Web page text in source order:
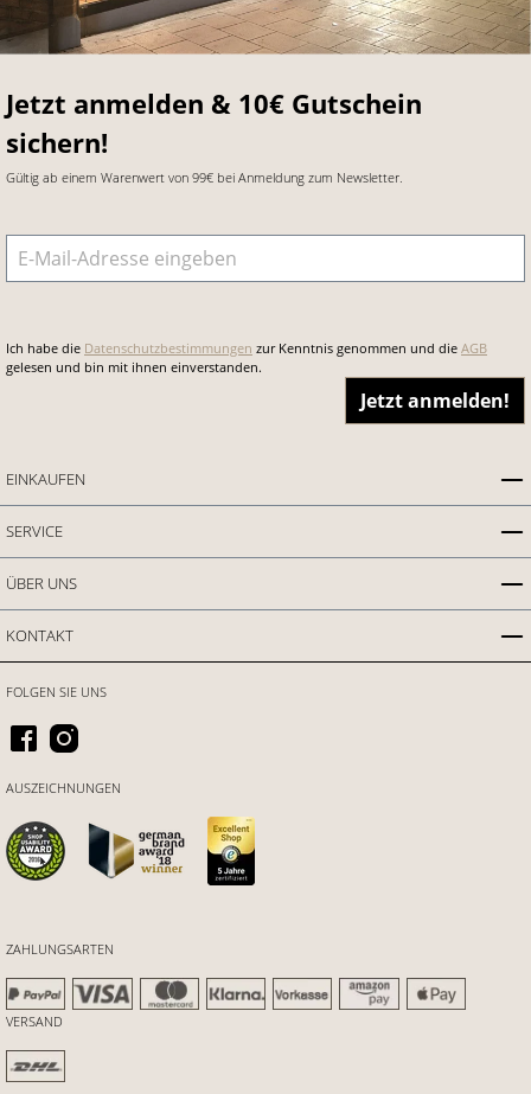
Jetzt anmelden & 10€ Gutschein
sichern!
Gültig ab einem Warenwert von 99€ bei Anmeldung zum Newsletter.
E-Mail-Adresse
Ich habe die Datenschutzbestimmungen zur Kenntnis genommen und die AGB
gelesen und bin mit ihnen einverstanden.
Jetzt anmelden!
EINKAUFEN
SERVICE
ÜBER UNS
KONTAKT
ZAHLUNGSARTEN
VERSAND
FOLGEN SIE UNS
AUSZEICHNUNGEN